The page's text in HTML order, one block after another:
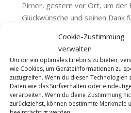
Cookie-Zustimmung
verwalten
Um dir ein optimales Erlebnis zu bieten,
wie Cookies, um Geräteinformationen zu
zuzugreifen. Wenn du diesen Technologien
Daten wie das Surfverhalten oder
verarbeiten. Wenn du deine Zustimmung
zurückziehst, können bestimmte Merkmale
Pirner, gestern vor Ort, um der
Glückwünsche und seinen Dank
Jubiläumsfeier wurde von
Joachim Herrmann begleitet,
Bedeutung der
Sicherheit in der Region
„Die IV.
leistet seit 60 Jahren einen